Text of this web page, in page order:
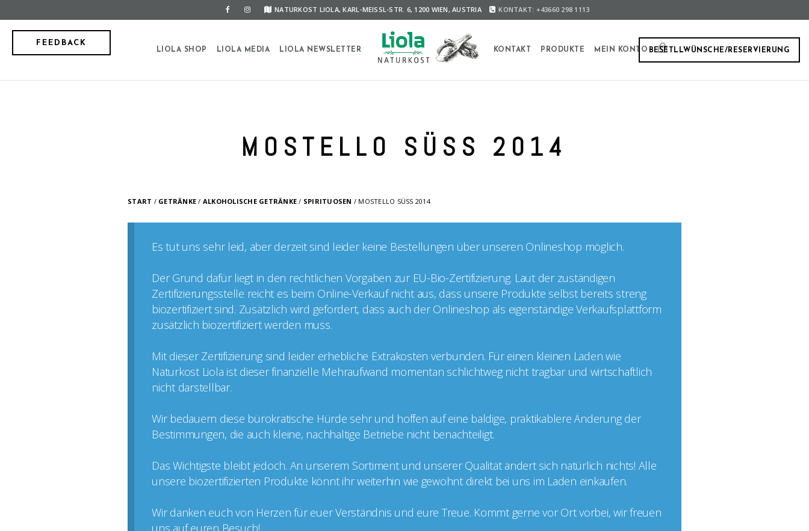
NATURKOST LIOLA, KARL-MEISSL-STR. 6, 1200 WIEN, AUSTRIA KONTAKT: +43660 298 1113
FEEDBACK
BESETLLWÜNSCHE/RESERVIERUNG
LIOLA SHOP LIOLA MEDIA LIOLA NEWSLETTER KONTAKT PRODUKTE MEIN KONTO
MOSTELLO SÜSS 2014
START / GETRÄNKE / ALKOHOLISCHE GETRÄNKE / SPIRITUOSEN / MOSTELLO SÜSS 2014
Es tut uns sehr leid, aber derzeit sind leider keine Bestellungen über unseren Onlineshop möglich.
Der Grund dafür liegt in den rechtlichen Vorgaben zur EU-Bio-Zertifizierung. Laut der zuständigen
Zertifizierungsstelle reicht es beim Online-Verkauf nicht aus, dass unsere Produkte selbst bereits streng
biozertifiziert sind. Zusätzlich wird gefordert, dass auch der Onlineshop als eigenständige Verkaufsplattform
zusätzlich biozertifiziert werden muss.
Mit dieser Zertifizierung sind leider erhebliche Extrakosten verbunden. Für einen kleinen Laden wie
Naturkost Liola ist dieser finanzielle Mehraufwand momentan schlichtweg nicht tragbar und wirtschaftlich
nicht darstellbar.
Wir bedauern diese bürokratische Hürde sehr und hoffen auf eine baldige, praktikablere Änderung der
Bestimmungen, die auch kleine, nachhaltige Betriebe nicht benachteiligt.
Das Wichtigste bleibt jedoch. An unserem Sortiment und unserer Qualität ändert sich natürlich nichts! Alle
unsere biozertifizierten Produkte könnt ihr weiterhin wie gewohnt direkt bei uns im Laden einkaufen.
Wir danken euch von Herzen für euer Verständnis und eure Treue. Kommt gerne vor Ort vorbei, wir freuen
uns auf euren Besuch!